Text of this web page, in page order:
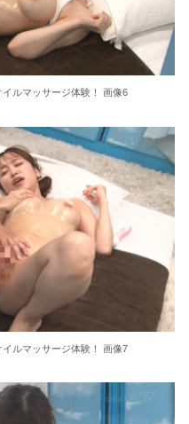
ルマッサージ体験！ 画像6
ルマッサージ体験！ 画像7